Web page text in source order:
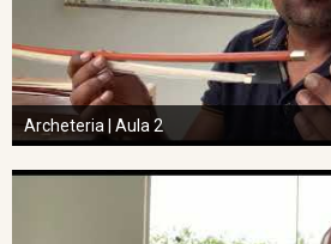
Archeteria | Aula 2